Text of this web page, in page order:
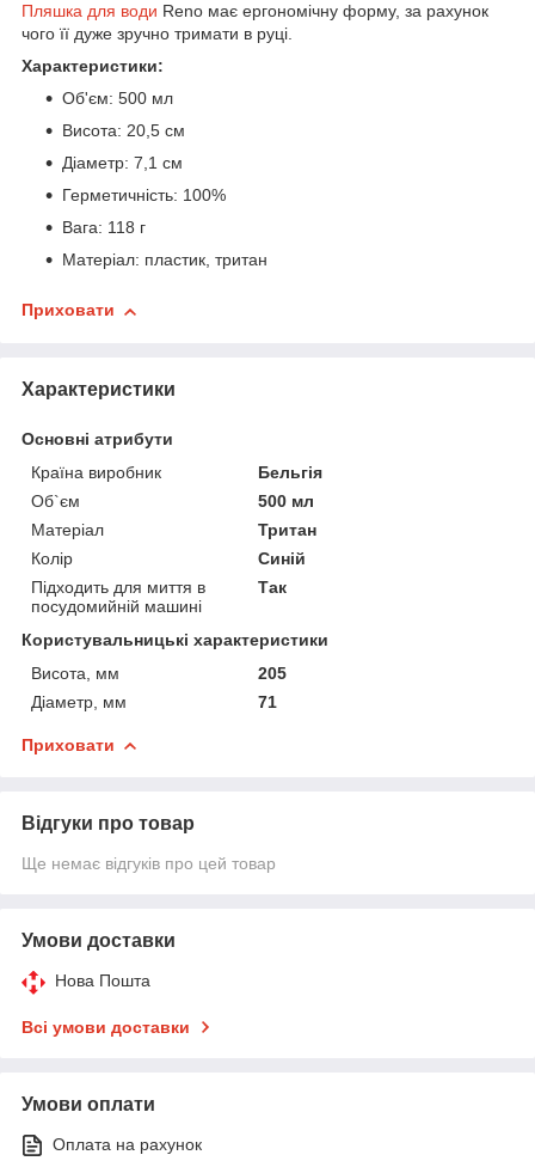
Пляшка для води Reno має ергономічну форму, за рахунок
чого її дуже зручно тримати в руці.
Характеристики:
Об'єм: 500 мл
Висота: 20,5 см
Діаметр: 7,1 см
Герметичність: 100%
Вага: 118 г
Матеріал: пластик, тритан
Приховати
Характеристики
Основні атрибути
Країна виробник
Бельгія
Об`єм
500 мл
Матеріал
Тритан
Колір
Синій
Підходить для миття в
посудомийній машині
Так
Користувальницькі характеристики
Висота, мм
205
Діаметр, мм
71
Приховати
Відгуки про товар
Ще немає відгуків про цей товар
Умови доставки
Нова Пошта
Всі умови доставки
Умови оплати
Оплата на рахунок